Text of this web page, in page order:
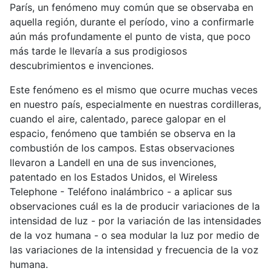
París, un fenómeno muy común que se observaba en
aquella región, durante el período, vino a confirmarle
aún más profundamente el punto de vista, que poco
más tarde le llevaría a sus prodigiosos
descubrimientos e invenciones.
Este fenómeno es el mismo que ocurre muchas veces
en nuestro país, especialmente en nuestras cordilleras,
cuando el aire, calentado, parece galopar en el
espacio, fenómeno que también se observa en la
combustión de los campos. Estas observaciones
llevaron a Landell en una de sus invenciones,
patentado en los Estados Unidos, el Wireless
Telephone - Teléfono inalámbrico - a aplicar sus
observaciones cuál es la de producir variaciones de la
intensidad de luz - por la variación de las intensidades
de la voz humana - o sea modular la luz por medio de
las variaciones de la intensidad y frecuencia de la voz
humana.